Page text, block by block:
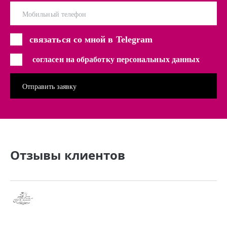
Мобильный телефон
связаться со мной в Telegram
согласен на обработку персональных данных
Отзывы клиентов